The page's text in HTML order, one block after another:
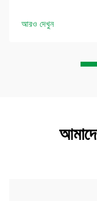
আরও দেখুন